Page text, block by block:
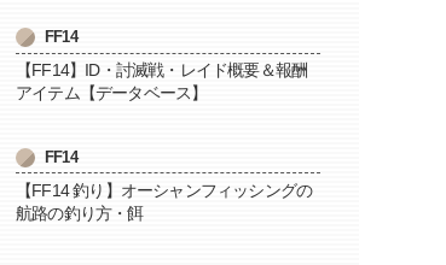
FF14
【FF14】ID・討滅戦・レイド概要＆報酬
アイテム【データベース】
FF14
【FF14 釣り】オーシャンフィッシングの
航路の釣り方・餌